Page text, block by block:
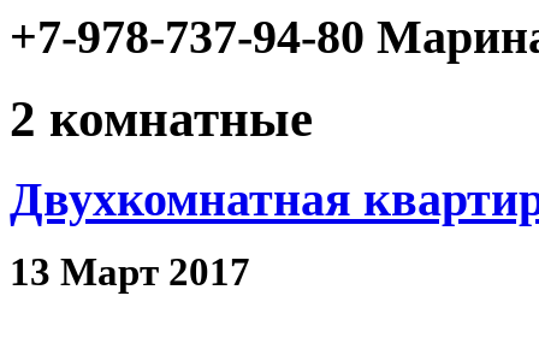
+7-978-737-94-80
2 комнатные
Двухкомнатная
13 Март 2017